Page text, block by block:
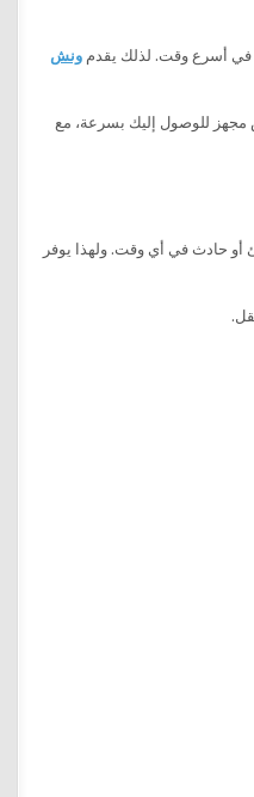
في أسرع وقت. لذلك يقدمونش
مجهز للوصول إليك بسرعة، مع
أو حادث في أي وقت. ولهذا يوفر